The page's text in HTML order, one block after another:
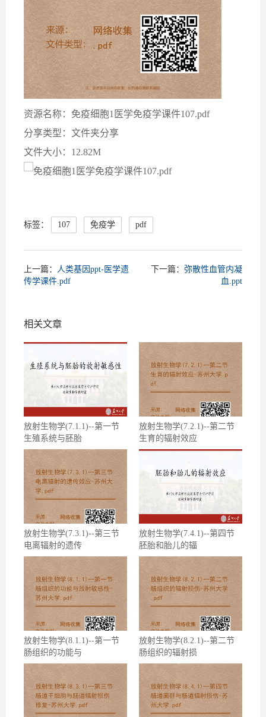
资源名称：免疫细胞1医学免疫学课件107.pdf
分享类型：文件夹分享
文件大小：12.82M
标签： 107 免疫学 pdf
上一篇： 人类基因ppt-医学遗
传学课件.pdf
下一篇： 弥散性血管内凝
血.ppt
相关文章
放射生物学(7.1.1)--第一节
生殖系统与胚胎
放射生物学(7.2.1)--第二节
生育的辐射效应
放射生物学(7.3.1)--第三节
电离辐射的遗传
放射生物学(7.4.1)--第四节
胚胎和胎儿的辐
放射生物学(8.1.1)--第一节
肠组织的功能与
放射生物学(8.2.1)--第二节
肠组织的辐射损